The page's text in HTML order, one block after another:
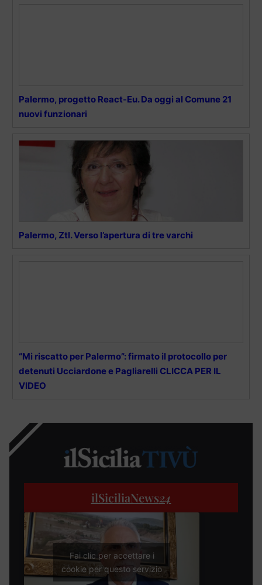
Palermo, progetto React-Eu. Da oggi al Comune 21
nuovi funzionari
Palermo, Ztl. Verso l’apertura di tre varchi
“Mi riscatto per Palermo”: firmato il protocollo per
detenuti Ucciardone e Pagliarelli CLICCA PER IL
VIDEO
ilSiciliaNews24
Fai clic per accettare i
cookie per questo servizio